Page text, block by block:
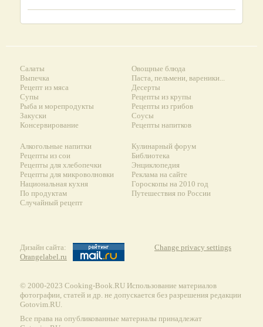
Салаты
Выпечка
Рецепт из мяса
Супы
Рыба и морепродукты
Закуски
Консервирование
Овощные блюда
Паста, пельмени, вареники...
Десерты
Рецепты из крупы
Рецепты из грибов
Соусы
Рецепты напитков
Алкогольные напитки
Рецепты из сои
Рецепты для хлебопечки
Рецепты для микроволновки
Национальная кухня
По продуктам
Случайный рецепт
Кулинарный форум
Библиотека
Энциклопедия
Реклама на сайте
Гороскопы на 2010 год
Путешествия по России
Дизайн сайта:
Orangelabel.ru
Change privacy settings
© 2000-2023 Сooking-Book.RU Использование материалов
фотографии, статей и др. не допускается без разрешения редакции
Gotovim.RU.
Все права на опубликованные материалы принадлежат